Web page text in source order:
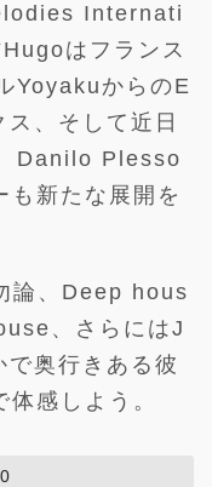
Internati
はフランス
YoyakuからのE
、そして近日
Danilo Plesso
新たな展開を
論、Deep hous
、さらにはJ
奥行きある彼
体感しよう。